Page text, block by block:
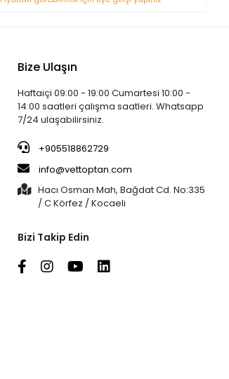
Bize Ulaşın
Haftaiçi 09:00 - 19:00 Cumartesi 10:00 -
14:00 saatleri çalışma saatleri. Whatsapp
7/24 ulaşabilirsiniz.
+905518862729
info@vettoptan.com
Hacı Osman Mah, Bağdat Cd. No:335
/ C Körfez / Kocaeli
Bizi Takip Edin